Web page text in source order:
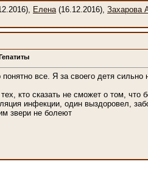
Елена(16.12.2016), Захарова
понятно все. Я за своего детя
кто сказать не сможет о том, что
инфекции, один выздоровел,
звери не болеют